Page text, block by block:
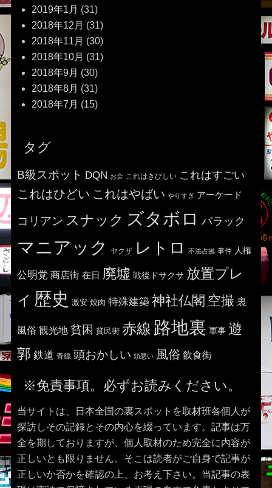
2019年1月 (31)
2018年12月 (31)
2018年11月 (30)
2018年10月 (31)
2018年9月 (30)
2018年8月 (31)
2018年7月 (15)
タグ
B級スポット DQN お金 これはきびしい これはすごい
これはひどい これはやばい やりすぎ アーケード
コリアン スナック ズタボロ バラック
マニアック ヤクザ レトロ 不法占拠 事件 人権
公明党 商店街 在日 廃墟 戦後ドサクサ 放置プレ
イ 歴史 激安 焼肉 特殊建築 神社仏閣 空撮 裏
風俗 観光地 貧困 貧民街 赤線 路地裏 軍事 遊
郭 鉄道 青線 頭おかしい 頭悪い 風俗 飲食街
※免責事項。必ずお読みください。
当サイトは、日本全国の裏スポットを取材班各個人が
探訪しその記録とその内心を綴っています。記事は万
全を期しておりますが、個人取材のため完全に内容が
正しいとも限りません。そこは読者がご自身で記事が
正しいか否かを確認の上、お考え下さい。当記事の表